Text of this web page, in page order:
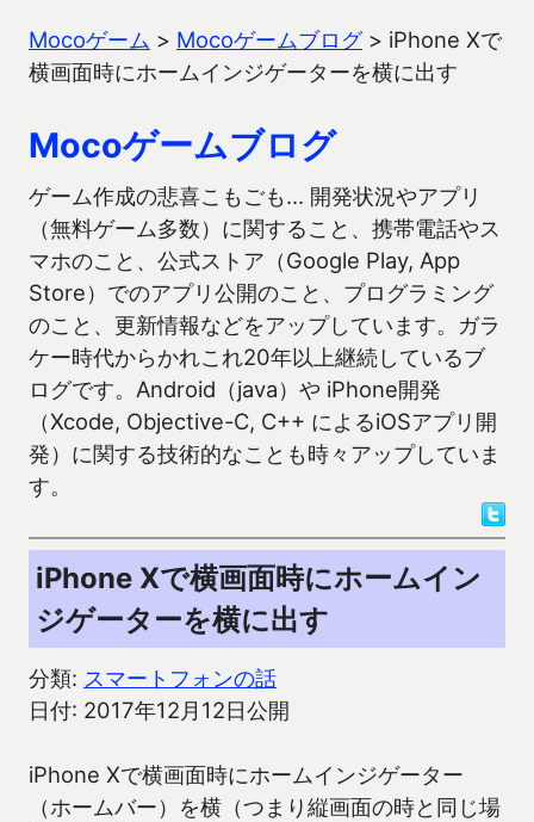
Mocoゲーム > Mocoゲームブログ> iPhone Xで
横画面時にホームインジゲーターを横に出す
Mocoゲームブログ
ゲーム作成の悲喜こもごも… 開発状況やアプリ
（無料ゲーム多数）に関すること、携帯電話やス
マホのこと、公式ストア（Google Play, App
Store）でのアプリ公開のこと、プログラミング
のこと、更新情報などをアップしています。ガラ
ケー時代からかれこれ20年以上継続しているブ
ログです。Android（java）や iPhone開発
（Xcode, Objective-C, C++ によるiOSアプリ開
発）に関する技術的なことも時々アップしていま
す。
iPhone Xで横画面時にホームイン
ジゲーターを横に出す
分類: スマートフォンの話
日付: 2017年12月12日公開
iPhone Xで横画面時にホームインジゲーター
（ホームバー）を横（つまり縦画面の時と同じ場